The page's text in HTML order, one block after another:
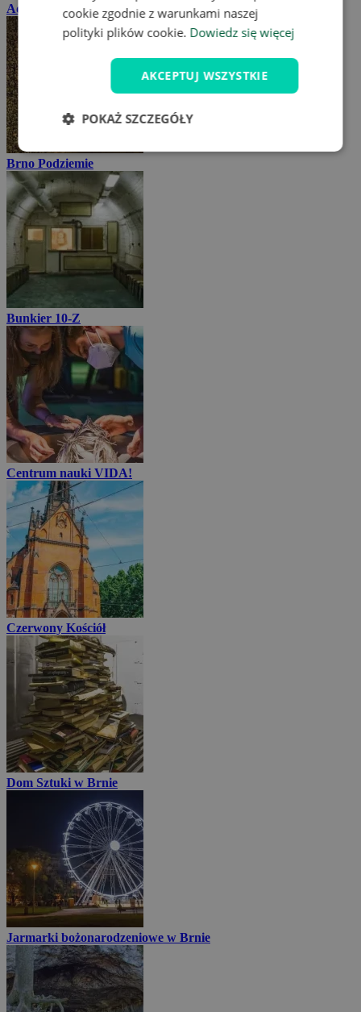
Aquapark Kohoutovice
Brno Podziemie
Bunkier 10-Z
Centrum nauki VIDA!
Czerwony Kościół
Dom Sztuki w Brnie
Jarmarki bożonarodzeniowe w Brnie
cookie zgodnie z warunkami naszej
polityki plików cookie. Dowiedz się więcej
AKCEPTUJ WSZYSTKIE
POKAŻ SZCZEGÓŁY